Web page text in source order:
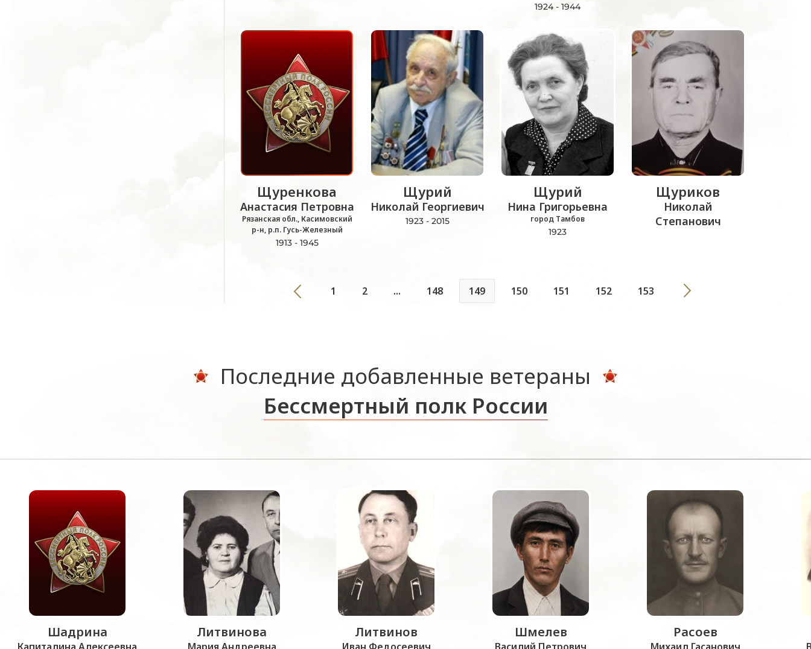
1924 - 1944
Щуренкова
Анастасия Петровна
Рязанская обл., Касимовский
р-н, р.п. Гусь-Железный
1913 - 1945
Щурий
Николай Георгиевич
1923 - 2015
Щурий
Нина Григорьевна
город Тамбов
1923
Щуриков
Николай
Степанович
1 2 ... 148 149 150 151 152 153
Последние добавленные ветераны
Бессмертный полк России
Шадрина Литвинова Литвинов Шмелев Расоев